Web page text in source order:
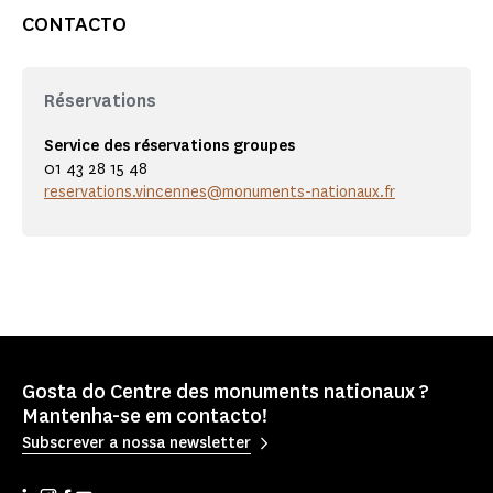
CONTACTO
Réservations
Service des réservations groupes
01 43 28 15 48
reservations.vincennes@monuments-nationaux.fr
Gosta do Centre des monuments nationaux ?
Mantenha-se em contacto!
Subscrever a nossa newsletter